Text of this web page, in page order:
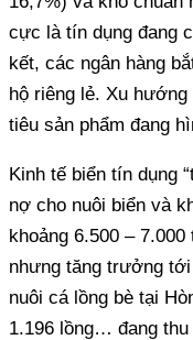
cực là tín dụng đang
kết, các ngân hàng
hộ riêng lẻ. Xu
tiêu sản phẩm đang
Kinh tế biển tín dụng
nợ cho nuôi biển và
khoảng 6.500 –
nhưng tăng trưởng
nuôi cá lồng bè tại
1.196 lồng… đang